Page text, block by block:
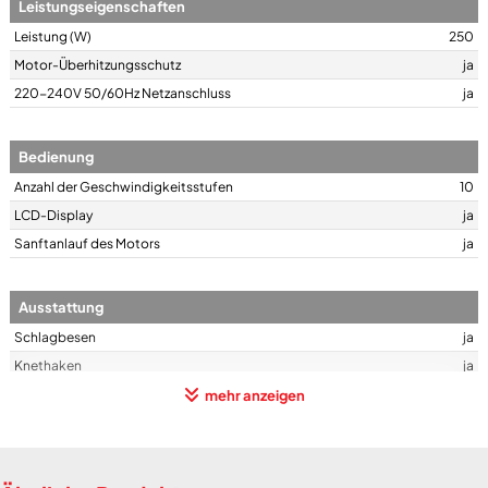
Leistungseigenschaften
Leistung (W)
250
Motor-Überhitzungsschutz
ja
220-240V 50/60Hz Netzanschluss
ja
Bedienung
Anzahl der Geschwindigkeitsstufen
10
LCD-Display
ja
Sanftanlauf des Motors
ja
Ausstattung
Schlagbesen
ja
Knethaken
ja
mehr anzeigen